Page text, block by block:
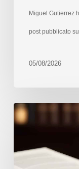
Miguel Gutierrez
post pubblicato
05/08/2026